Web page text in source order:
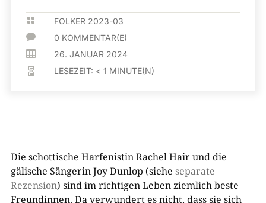
 FOLKER 2023-03
 0 KOMMENTAR(E)
 26. JANUAR 2024
 LESEZEIT: < 1 MINUTE(N)
Die schottische Harfenistin Rachel Hair und die
gälische Sängerin Joy Dunlop (siehe separate
Rezension) sind im richtigen Leben ziemlich beste
Freundinnen. Da verwundert es nicht, dass sie sich